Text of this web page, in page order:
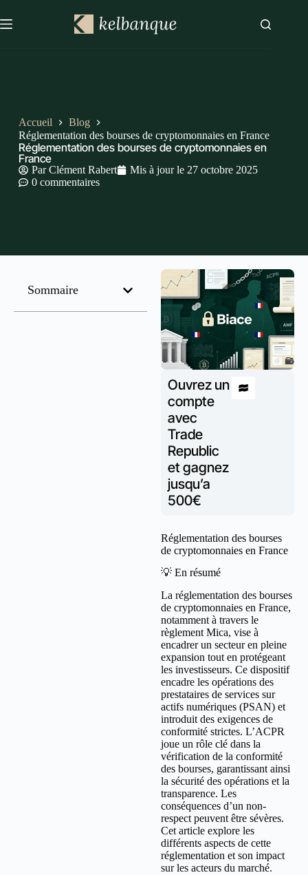
Accueil
Blog
Réglementation des bourses de cryptomonnaies en France
Réglementation des bourses de cryptomonnaies en
France
ParClément Rabert Mis à jour le 27 octobre 2025
0 commentaires
Sommaire
Ouvrez un
compte
avec
Trade
Republic
et gagnez
jusqu’a
500€
Réglementation des bourses
de cryptomonnaies en France
💡 En résumé
La réglementation des bourses
de cryptomonnaies en France,
notamment à travers le
règlement Mica, vise à
encadrer un secteur en pleine
expansion tout en protégeant
les investisseurs. Ce dispositif
encadre les opérations des
prestataires de services sur
actifs numériques (PSAN) et
introduit des exigences de
conformité strictes. L’ACPR
joue un rôle clé dans la
vérification de la conformité
des bourses, garantissant ainsi
la sécurité des opérations et la
transparence. Les
conséquences d’un non-
respect peuvent être sévères.
Cet article explore les
différents aspects de cette
réglementation et son impact
sur les acteurs du marché.